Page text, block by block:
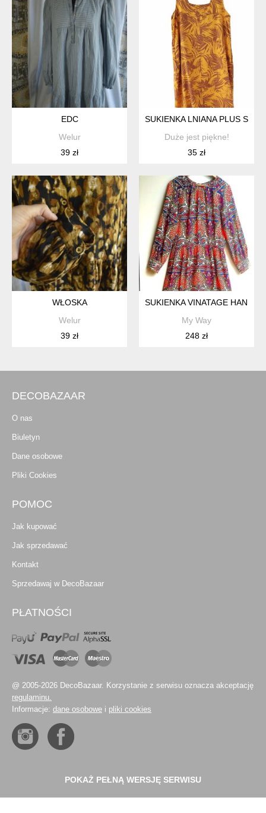
EDC
Welur
39 zł
SUKIENKA LNIANA PLUS
Duże jest piękne!
35 zł
WŁOSKA
Welur
39 zł
SUKIENKA VINATAGE
My Way
248 zł
DECOBAZAAR
O nas
Biuletyn
Dane osobowe
Pliki Cookies
POMOC
Jak kupować
Jak sprzedawać
Kontakt
Sprzedawaj w DecoBazaar
PŁATNOŚCI
@ 2005-2026 DecoBazaar. Korzystanie z serwisu oznacza akceptację
regulaminu.
Informacje: dane osobowe i pliki cookies
POKAŻ PEŁNĄ WERSJĘ SERWISU